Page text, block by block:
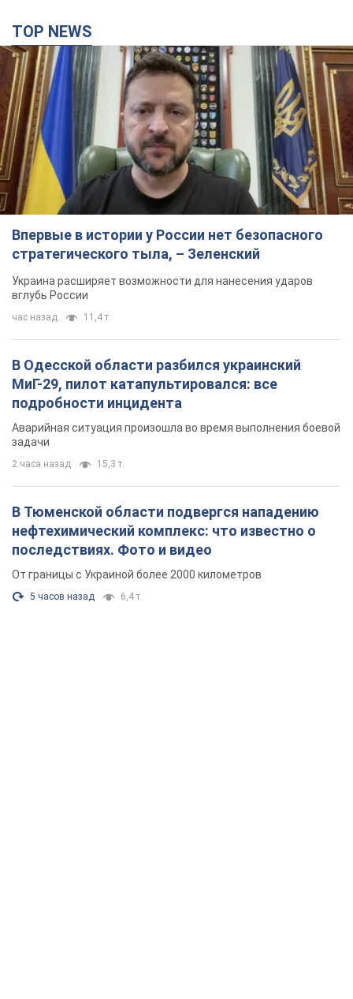
TOP NEWS
Впервые в истории у России нет безопасного
стратегического тыла, – Зеленский
Украина расширяет возможности для нанесения ударов
вглубь России
час назад 11,4 т.
В Одесской области разбился украинский
МиГ-29, пилот катапультировался: все
подробности инцидента
Аварийная ситуация произошла во время выполнения боевой
задачи
2 часа назад 15,3 т.
В Тюменской области подвергся нападению
нефтехимический комплекс: что известно о
последствиях. Фото и видео
От границы с Украиной более 2000 километров
5 часов назад 6,4 т.